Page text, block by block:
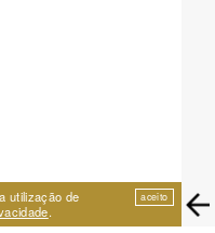
utilização de
.
aceito